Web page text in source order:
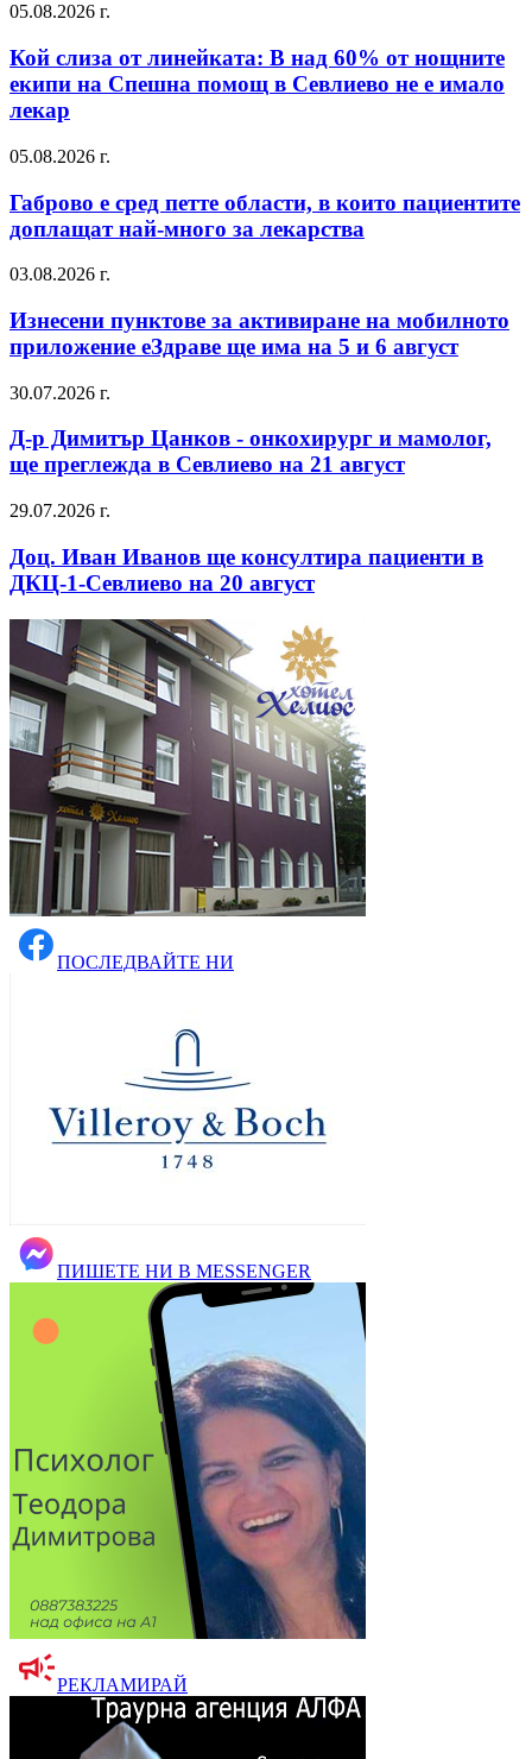
05.08.2026 г.
Кой слиза от линейката: В над 60% от нощните
екипи на Спешна помощ в Севлиево не е имало
лекар
05.08.2026 г.
Габрово е сред петте области, в които пациентите
доплащат най-много за лекарства
03.08.2026 г.
Изнесени пунктове за активиране на мобилното
приложение еЗдраве ще има на 5 и 6 август
30.07.2026 г.
Д-р Димитър Цанков - онкохирург и мамолог,
ще преглежда в Севлиево на 21 август
29.07.2026 г.
Доц. Иван Иванов ще консултира пациенти в
ДКЦ-1-Севлиево на 20 август
ПОСЛЕДВАЙТЕ НИ
ПИШЕТЕ НИ В MESSENGER
РЕКЛАМИРАЙ